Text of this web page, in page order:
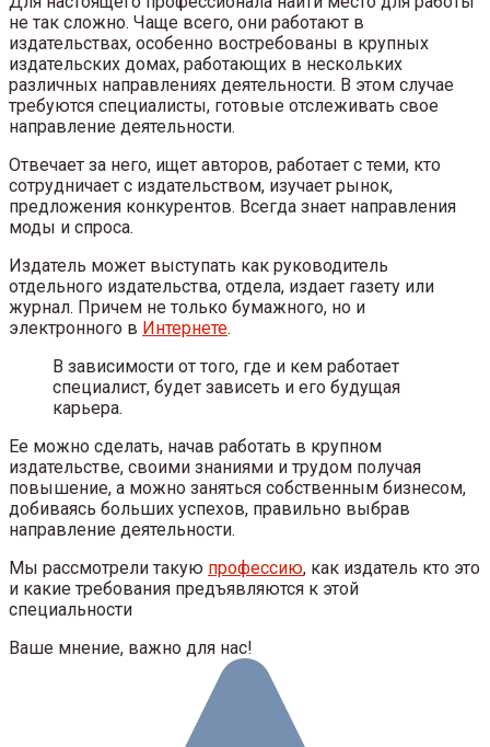
не так сложно. Чаще всего, они работают в
издательствах, особенно востребованы в крупных
издательских домах, работающих в нескольких
различных направлениях деятельности. В этом случае
требуются специалисты, готовые отслеживать свое
направление деятельности.
Отвечает за него, ищет авторов, работает с теми, кто
сотрудничает с издательством, изучает рынок,
предложения конкурентов. Всегда знает направления
моды и спроса.
Издатель может выступать как руководитель
отдельного издательства, отдела, издает газету или
журнал. Причем не только бумажного, но и
электронного в Интернете.
В зависимости от того, где и кем работает
специалист, будет зависеть и его будущая
карьера.
Ее можно сделать, начав работать в крупном
издательстве, своими знаниями и трудом получая
повышение, а можно заняться собственным бизнесом,
добиваясь больших успехов, правильно выбрав
направление деятельности.
Мы рассмотрели такую профессию, как издатель кто это
и какие требования предъявляются к этой
специальности
Ваше мнение, важно для нас!